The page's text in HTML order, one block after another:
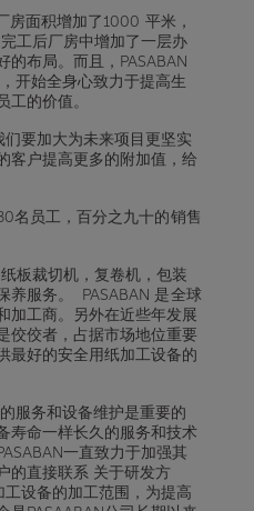
房面积增加了1000 平米，
工后厂房中增加了一层办
的布局。而且，PASABAN
开始全身心致力于提高生
工的价值。
要加大为未来项目更坚实
客户提高更多的附加值，给
名员工，百分之九十的销售
板裁切机，复卷机，包装
养服务。 PASABAN 是全球
加工商。另外在近些年发展
佼佼者，占据市场地位重要
最好的安全用纸加工设备的
服务和设备维护是重要的
寿命一样长久的服务和技术
一直致力于加强其
的直接联系 关于研发方
工设备的加工范围，为提高